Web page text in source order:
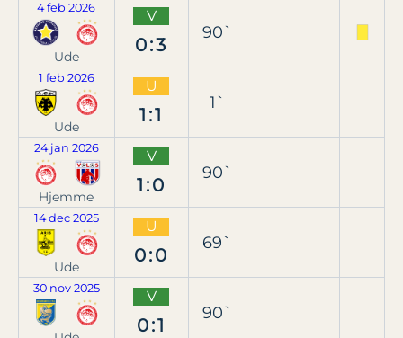
4 feb 2026
Ude
V
0:3
90`
1 feb 2026
Ude
U
1:1
1`
24 jan 2026
Hjemme
V
1:0
90`
14 dec 2025
Ude
U
0:0
69`
30 nov 2025 V
0:1
90`